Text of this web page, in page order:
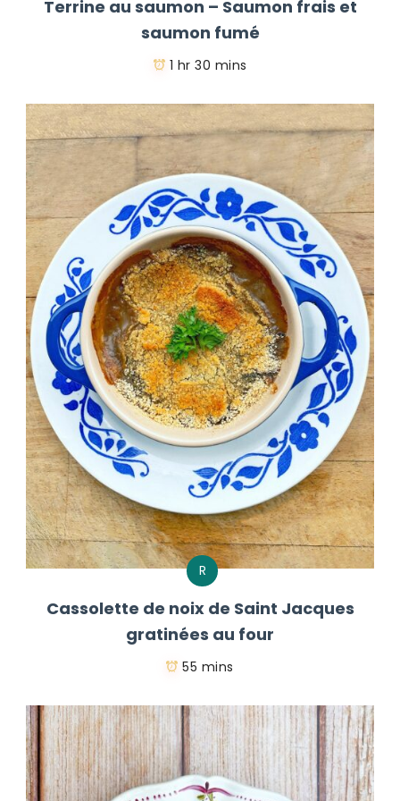
Terrine au saumon – Saumon frais et
saumon fumé
1 hr 30 mins
R
Cassolette de noix de Saint Jacques
gratinées au four
55 mins